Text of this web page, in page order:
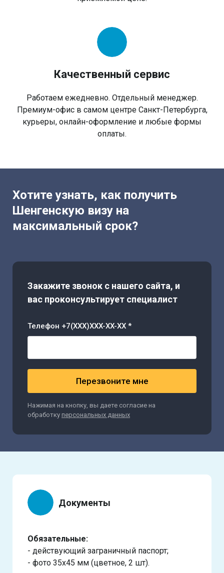
Качественный сервис
Работаем ежедневно. Отдельный менеджер.
Премиум-офис в самом центре Санкт-Петербурга,
курьеры, онлайн-оформление и любые формы
оплаты.
Хотите узнать, как получить
Шенгенскую визу на
максимальный срок?
Закажите звонок с нашего сайта, и
вас проконсультирует специалист
Телефон +7(XXX)XXX-XX-XX *
Перезвоните мне
Нажимая на кнопку, вы даете согласие на
обработку персональных данных
Документы
Обязательные:
- действующий заграничный паспорт;
- фото 35х45 мм (цветное, 2 шт).